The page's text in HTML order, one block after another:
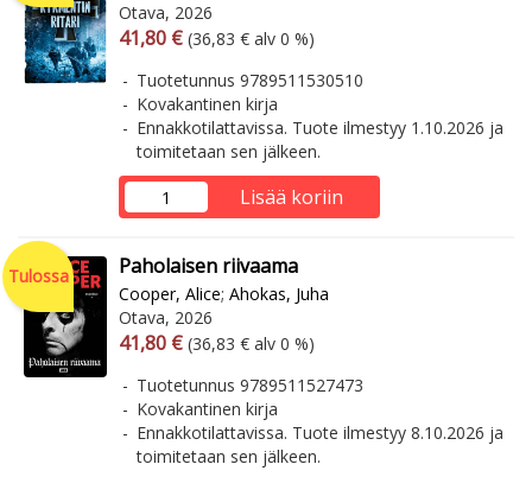
Otava, 2026
Arvonlisäverollinen hinta
41,80 € Arvonlisäveroton hinta
(36,83 € alv 0 %)
Tuotetunnus 9789511530510
Kovakantinen kirja
Ennakkotilattavissa. Tuote ilmestyy 1.10.2026 ja
toimitetaan sen jälkeen.
Lisää koriin
Tulossa Paholaisen riivaama
Cooper, Alice; Ahokas, Juha
Otava, 2026
Arvonlisäverollinen hinta
41,80 € Arvonlisäveroton hinta
(36,83 € alv 0 %)
Tuotetunnus 9789511527473
Kovakantinen kirja
Ennakkotilattavissa. Tuote ilmestyy 8.10.2026 ja
toimitetaan sen jälkeen.